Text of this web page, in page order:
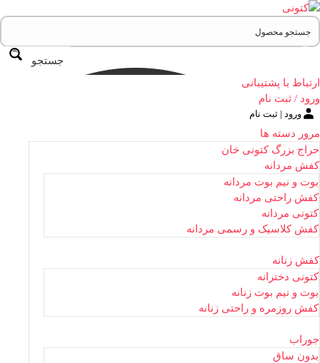
جستجو
ارتباط با پشتیبانی
ورود / ثبت نام
ورود | ثبت نام
مرور دسته ها
حراج بزرگ کتونی خان
کفش مردانه
بوت و نیم بوت مردانه
کفش راحتی مردانه
کتونی مردانه
کفش کلاسیک و رسمی مردانه
کفش زنانه
کتونی دخترانه
بوت و نیم بوت زنانه
کفش روزمره و راحتی زنانه
جوراب
بدون ساق